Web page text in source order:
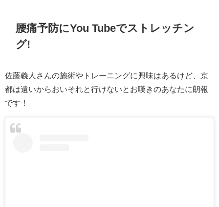
腰痛予防にYou Tubeでストレッチン
グ!
佐藤義人さんの施術やトレーニングに興味はあるけど、京
都は遠いからおいそれと行けないとお嘆きのあなたに朗報
です！